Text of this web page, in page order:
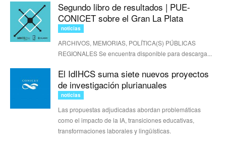
Segundo libro de resultados | PUE-
CONICET sobre el Gran La Plata
noticias
ARCHIVOS, MEMORIAS, POLÍTICA(S) PÚBLICAS
REGIONALES Se encuentra disponible para descarga...
El IdIHCS suma siete nuevos proyectos
de investigación plurianuales
noticias
Las propuestas adjudicadas abordan problemáticas
como el impacto de la IA, transiciones educativas,
transformaciones laborales y lingüísticas.